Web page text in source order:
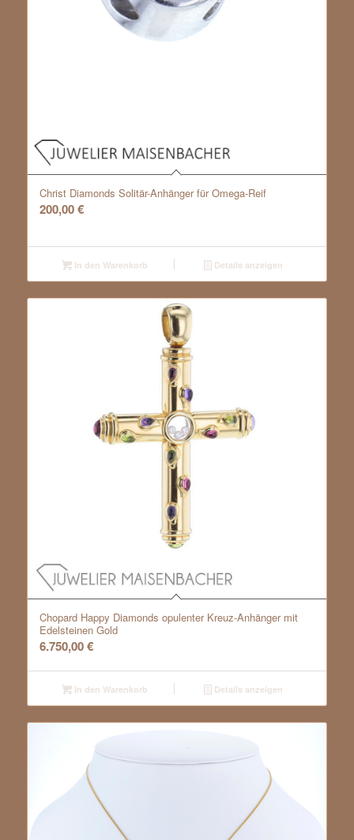
Christ Diamonds Solitär-Anhänger für Omega-Reif
200,00€
In den Warenkorb Details anzeigen
Chopard Happy Diamonds opulenter Kreuz-Anhänger mit
Edelsteinen Gold
6.750,00€
In den Warenkorb Details anzeigen